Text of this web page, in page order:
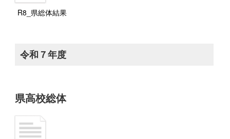
R8_県総体結果
令和７年度
県高校総体